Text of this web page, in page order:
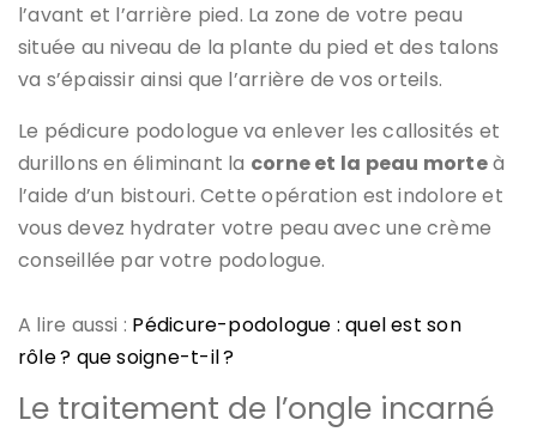
l’avant et l’arrière pied. La zone de votre peau
située au niveau de la plante du pied et des talons
va s’épaissir ainsi que l’arrière de vos orteils.
Le pédicure podologue va enlever les callosités et
durillons en éliminant la corne et la peau morteà
l’aide d’un bistouri. Cette opération est indolore et
vous devez hydrater votre peau avec une crème
conseillée par votre podologue.
A lire aussi : Pédicure-podologue : quel est son
rôle ? que soigne-t-il ?
Le traitement de l’ongle incarné